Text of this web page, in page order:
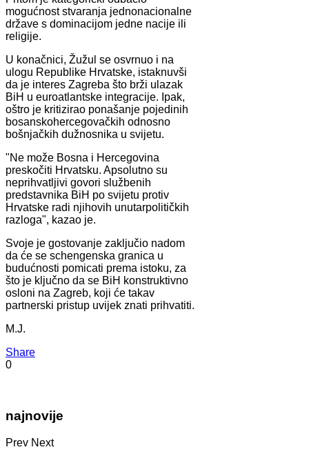
mogućnost stvaranja jednonacionalne
države s dominacijom jedne nacije ili
religije.
U konačnici, Žužul se osvrnuo i na
ulogu Republike Hrvatske, istaknuvši
da je interes Zagreba što brži ulazak
BiH u euroatlantske integracije. Ipak,
oštro je kritizirao ponašanje pojedinih
bosanskohercegovačkih odnosno
bošnjačkih dužnosnika u svijetu.
"Ne može Bosna i Hercegovina
preskočiti Hrvatsku. Apsolutno su
neprihvatljivi govori službenih
predstavnika BiH po svijetu protiv
Hrvatske radi njihovih unutarpolitičkih
razloga", kazao je.
Svoje je gostovanje zaključio nadom
da će se schengenska granica u
budućnosti pomicati prema istoku, za
što je ključno da se BiH konstruktivno
osloni na Zagreb, koji će takav
partnerski pristup uvijek znati prihvatiti.
M.J.
Share
0
najnovije
Prev Next